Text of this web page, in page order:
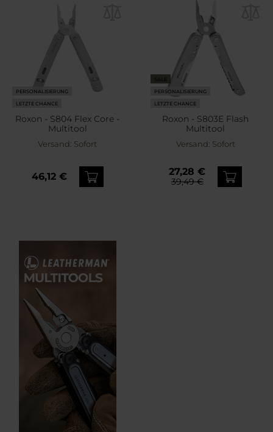
PERSONALISIERUNG
LETZTE CHANCE
Roxon - S804 Flex Core -
Multitool
Versand: Sofort
46,12 €
SALE
PERSONALISIERUNG
LETZTE CHANCE
Roxon - S803E Flash
Multitool
Versand: Sofort
27,28 €
39,49 €